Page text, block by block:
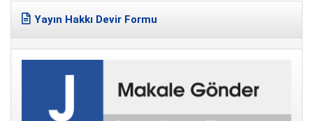
Yayın Hakkı Devir Formu